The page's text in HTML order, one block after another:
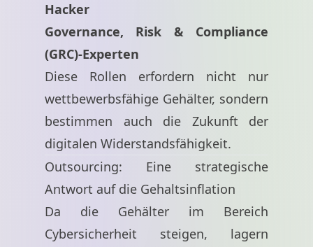
Hacker
Governance, Risk & Compliance
(GRC)-Experten
Diese Rollen erfordern nicht nur
wettbewerbsfähige Gehälter, sondern
bestimmen auch die Zukunft der
digitalen Widerstandsfähigkeit.
Outsourcing: Eine strategische
Antwort auf die Gehaltsinflation
Da die Gehälter im Bereich
Cybersicherheit steigen, lagern